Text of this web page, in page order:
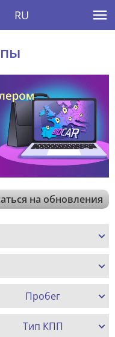
RU
на обновления
Пробег
Тип КПП